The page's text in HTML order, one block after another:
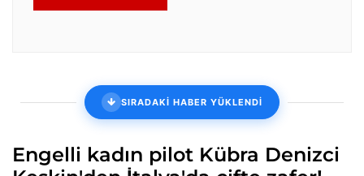
SIRADAKİ HABER YÜKLENDİ
Engelli kadın pilot Kübra Denizci